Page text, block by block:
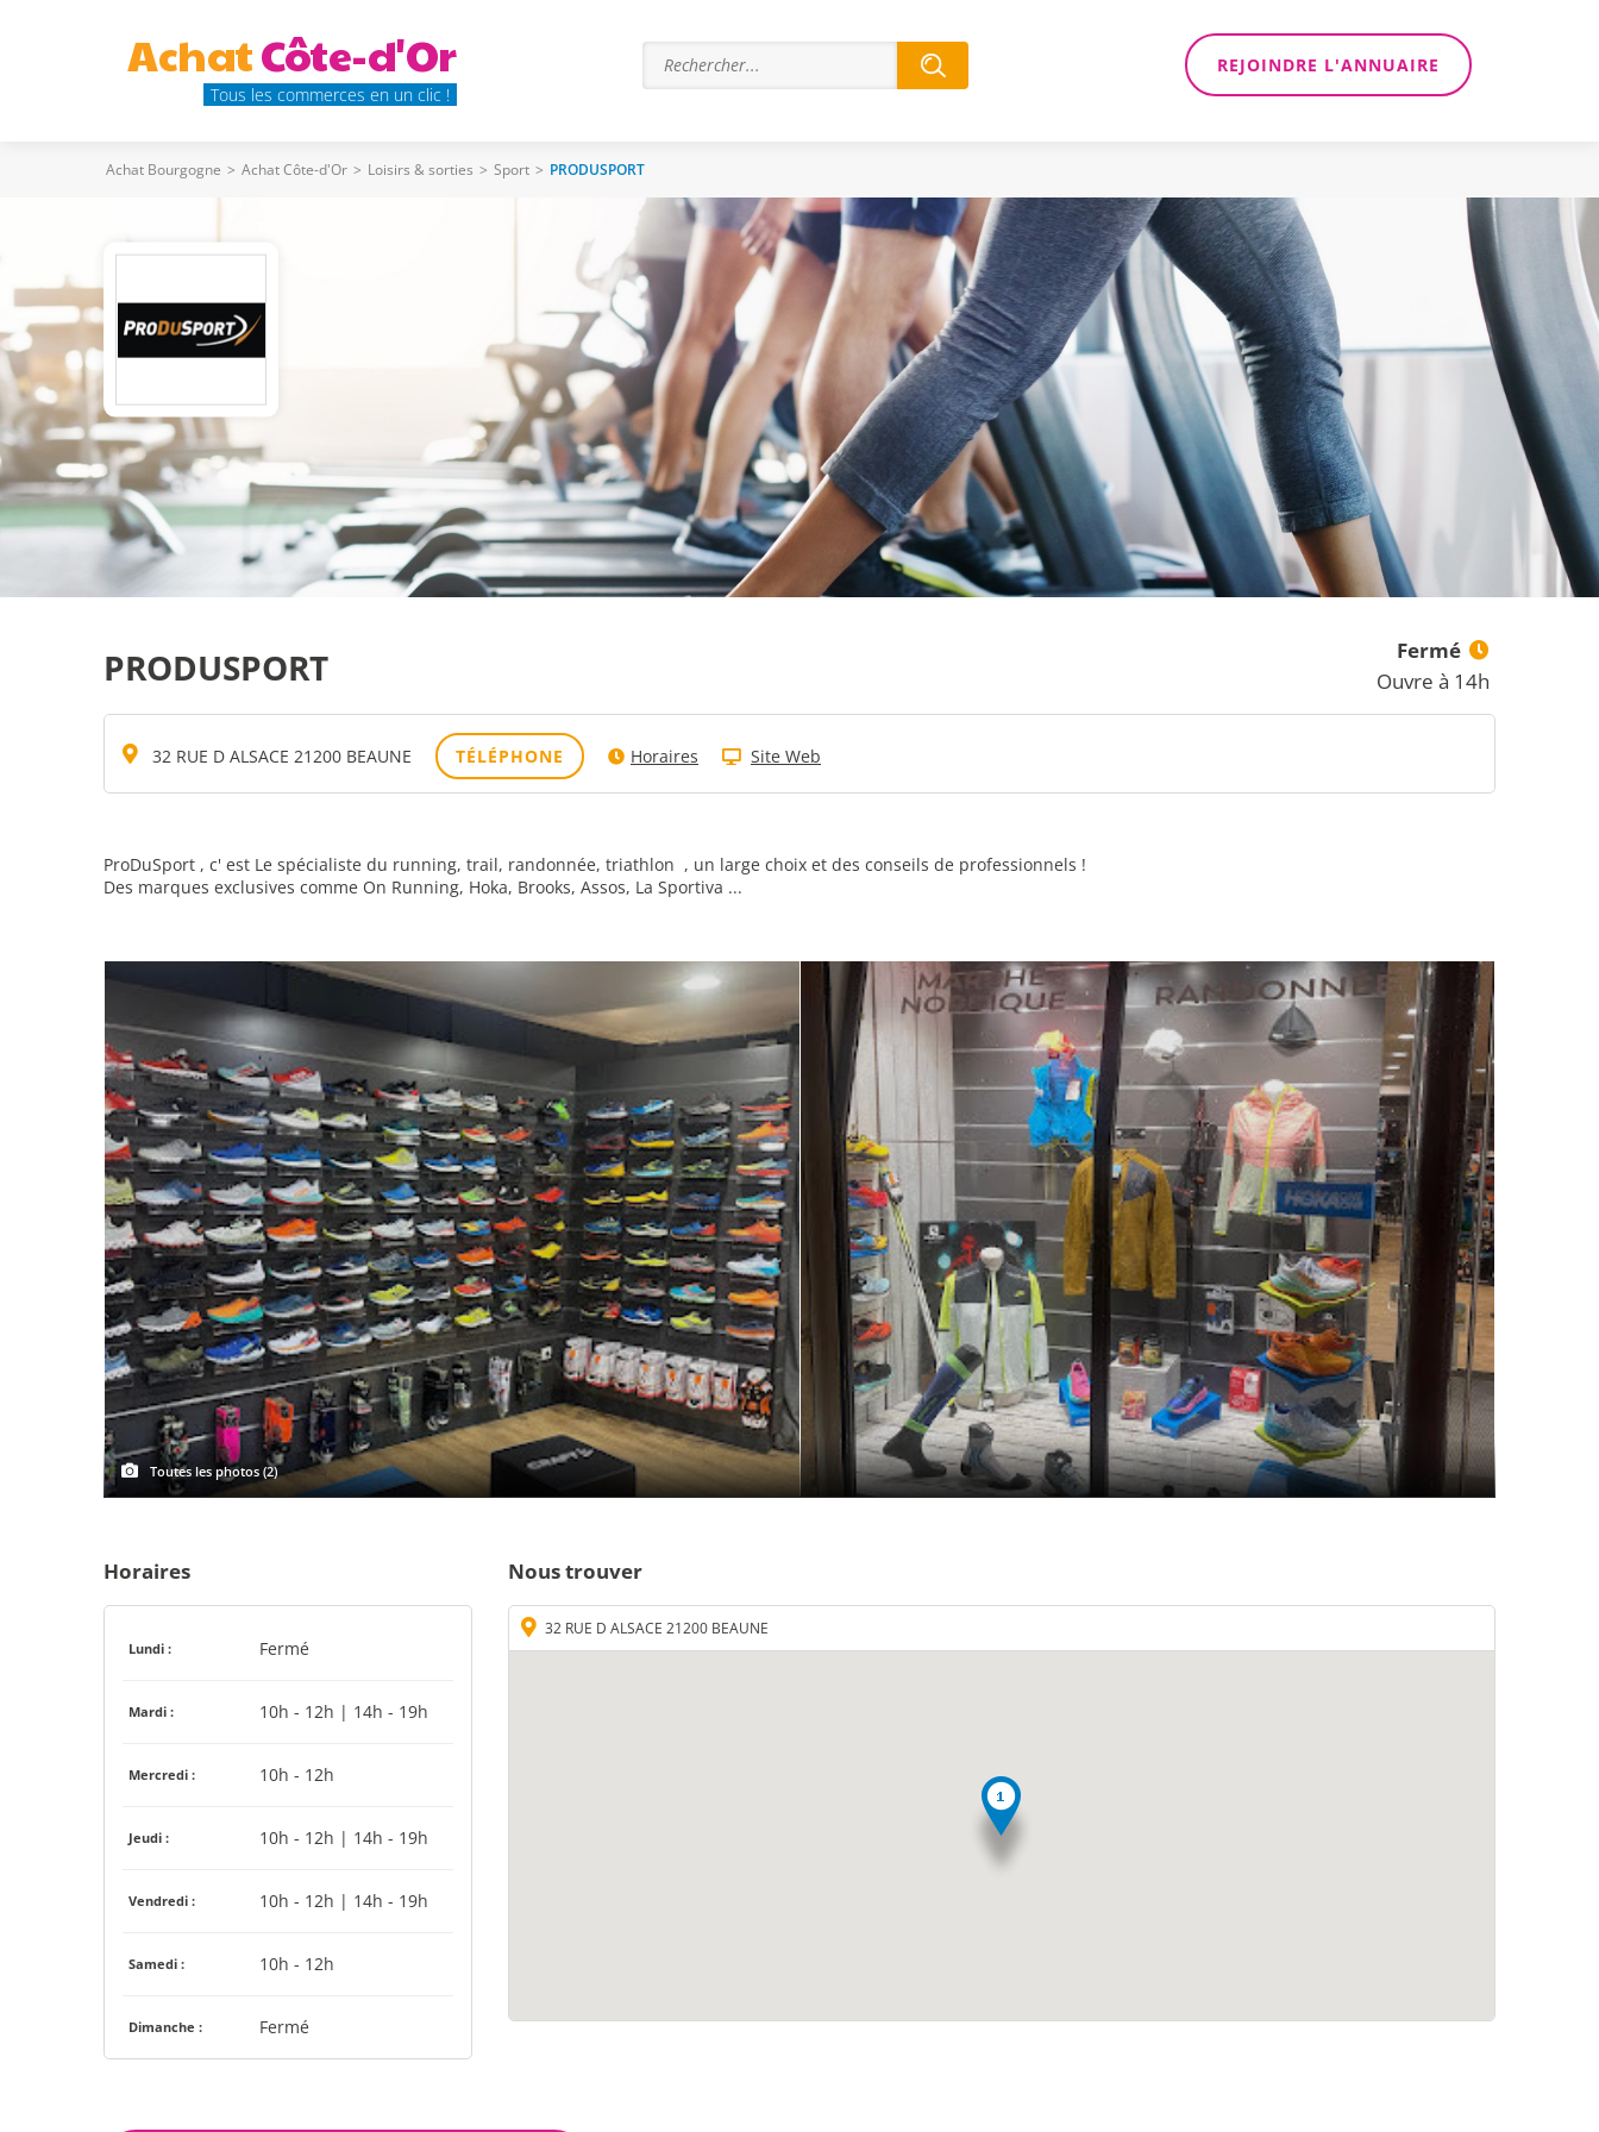
AchatCôte-d'Or
Tous les commerces en un clic !
REJOINDRE L'ANNUAIRE
Achat Bourgogne > Achat Côte-d'Or > Loisirs & sorties > Sport > PRODUSPORT
PRODUSPORT
Fermé
Ouvre à 14h
32 RUE D ALSACE 21200 BEAUNE TÉLÉPHONE Horaires Site Web
ProDuSport , c' est Le spécialiste du running, trail, randonnée, triathlon , un large choix et des conseils de professionnels !
Des marques exclusives comme On Running, Hoka, Brooks, Assos, La Sportiva ...
Toutes les photos (2)
Horaires
Lundi : Fermé
Mardi : 10h - 12h | 14h - 19h
Mercredi : 10h - 12h
Jeudi : 10h - 12h | 14h - 19h
Vendredi : 10h - 12h | 14h - 19h
Samedi : 10h - 12h
Dimanche : Fermé
Nous trouver
32 RUE D ALSACE 21200 BEAUNE